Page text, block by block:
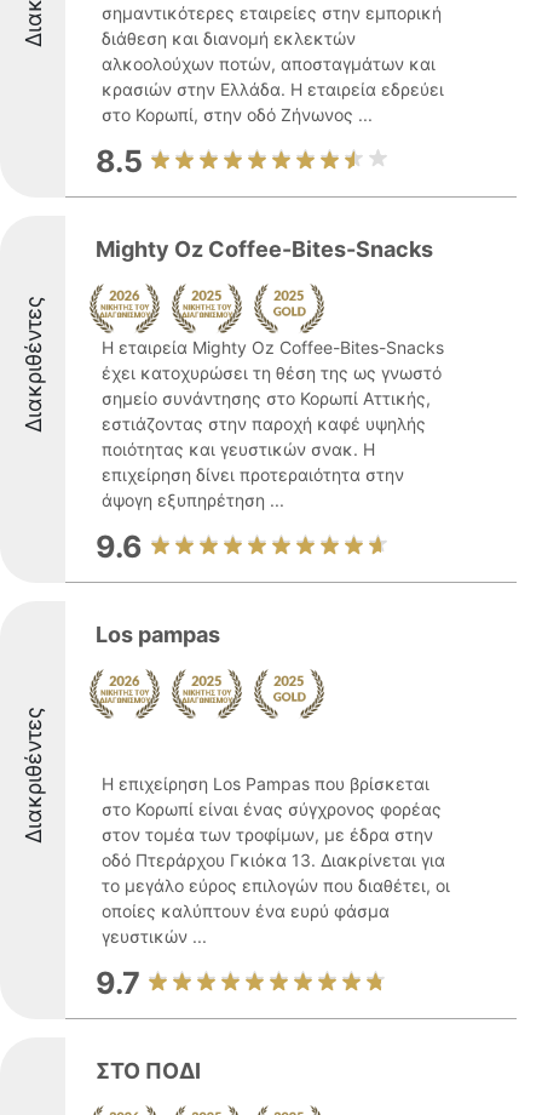
σημαντικότερες εταιρείες στην εμπορική
διάθεση και διανομή εκλεκτών
αλκοολούχων ποτών, αποσταγμάτων και
κρασιών στην Ελλάδα. Η εταιρεία εδρεύει
στο Κορωπί, στην οδό Ζήνωνος ...
8.5
Διακριθέντες
Mighty Oz Coffee-Bites-Snacks
Η εταιρεία Mighty Oz Coffee-Bites-Snacks
έχει κατοχυρώσει τη θέση της ως γνωστό
σημείο συνάντησης στο Κορωπί Αττικής,
εστιάζοντας στην παροχή καφέ υψηλής
ποιότητας και γευστικών σνακ. Η
επιχείρηση δίνει προτεραιότητα στην
άψογη εξυπηρέτηση ...
9.6
Διακριθέντες
Los pampas
Η επιχείρηση Los Pampas που βρίσκεται
στο Κορωπί είναι ένας σύγχρονος φορέας
στον τομέα των τροφίμων, με έδρα στην
οδό Πτεράρχου Γκιόκα 13. Διακρίνεται για
το μεγάλο εύρος επιλογών που διαθέτει, οι
οποίες καλύπτουν ένα ευρύ φάσμα
γευστικών ...
9.7
ΣΤΟ ΠΟΔΙ